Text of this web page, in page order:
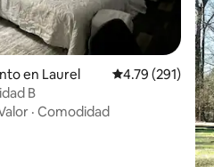
de 5; 55 evaluaciones
en Laurel Calificación
4.79 (291)
B
· Comodidad